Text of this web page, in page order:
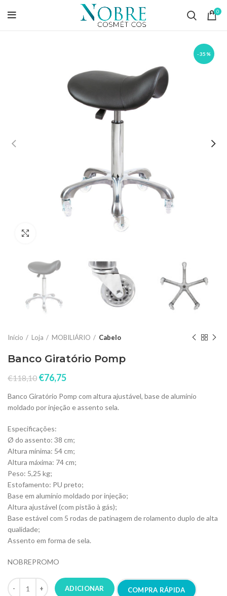
0
-35%
Início Loja MOBILIÁRIO Cabelo
Banco Giratório Pomp
€118,10 €76,75
Banco Giratório Pomp com altura ajustável, base de alumínio
moldado por injeção e assento sela.
Especificações:
Ø do assento: 38 cm;
Altura mínima: 54 cm;
Altura máxima: 74 cm;
Peso: 5,25 kg;
Estofamento: PU preto;
Base em alumínio moldado por injeção;
Altura ajustável (com pistão à gás);
Base estável com 5 rodas de patinagem de rolamento duplo de alta
qualidade;
Assento em forma de sela.
NOBREPROMO
ADICIONAR COMPRA RÁPIDA